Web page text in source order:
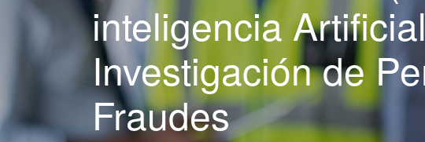
inteligencia
Investigación de
Fraudes